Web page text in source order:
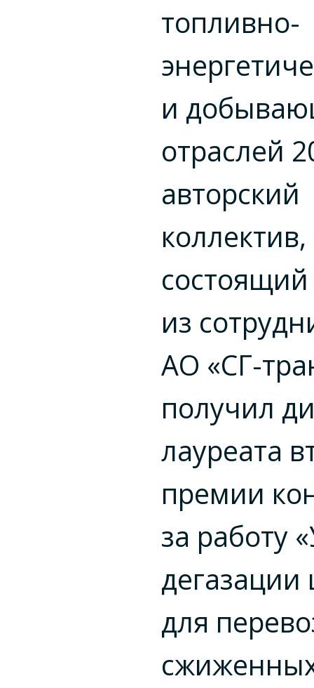
топливно-
и
отраслей
авторский
коллектив,
состоящий
из
АО «СГ-
получил
лауреата
премии
за работу
дегазации
для